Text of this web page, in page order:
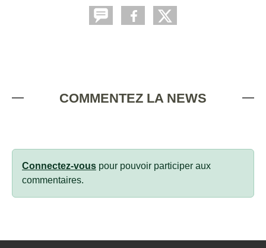
COMMENTEZ LA NEWS
Connectez-vous pour pouvoir participer aux
commentaires.